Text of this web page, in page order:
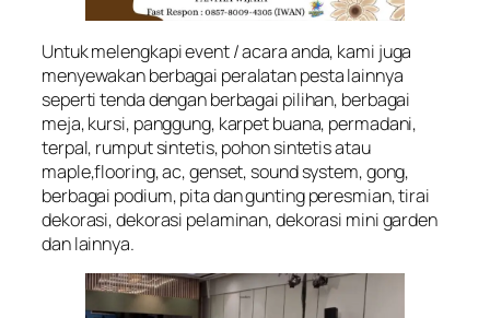
Untuk melengkapi event / acara anda, kami juga
menyewakan berbagai peralatan pesta lainnya
seperti tenda dengan berbagai pilihan, berbagai
meja, kursi, panggung, karpet buana, permadani,
terpal, rumput sintetis, pohon sintetis atau
maple,flooring, ac, genset, sound system, gong,
berbagai podium, pita dan gunting peresmian, tirai
dekorasi, dekorasi pelaminan, dekorasi mini garden
dan lainnya.